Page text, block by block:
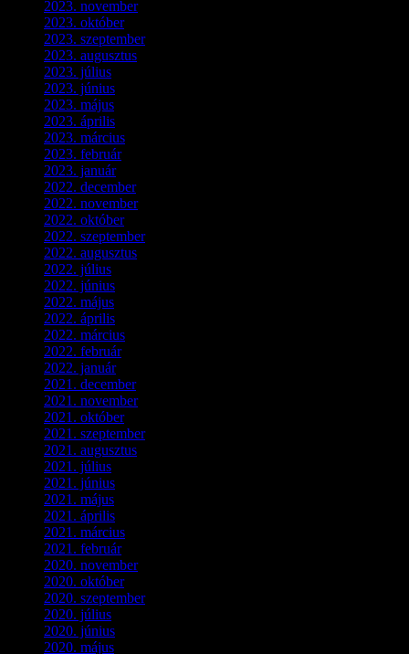
2023. november(1)
2023. október(5)
2023. szeptember(3)
2023. augusztus
2023. július
2023. június
2023. május
2023. április
2023. március
2023. február(4)
2023. január(1)
2022. december(2)
2022. november(4)
2022. október(8)
2022. szeptember(9)
2022. augusztus
2022. július
2022. június
2022. május
2022. április
2022. március
2022. február(4)
2022. január(3)
2021. december(2)
2021. november(5)
2021. október(8)
2021. szeptember(4)
2021. augusztus
2021. július
2021. június
2021. május
2021. április
2021. március
2021. február(4)
2020. november(4)
2020. október(4)
2020. szeptember(1)
2020. július
2020. június
2020. május